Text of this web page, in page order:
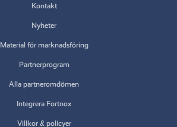
Kontakt
Nyheter
Material för marknadsföring
Partnerprogram
Alla partneromdömen
Integrera Fortnox
Villkor & policyer